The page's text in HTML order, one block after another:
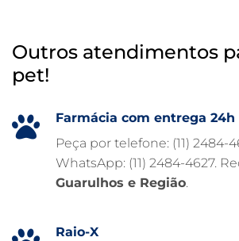
HOSPITAL VETERINÁRIO 24 HORAS
HOSPITAL VETERINÁRIO
FISIOTERAPIA VETERINÁRIA
FARMÁCIA VETERINÁRIA 24H
Outros atendimentos
pet!
Farmácia com entrega 24h
Peça por telefone: (11) 2484-
WhatsApp: (11) 2484-4627.
Guarulhos e Região.
Raio-X